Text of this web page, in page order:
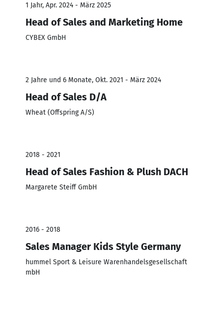
1 Jahr, Apr. 2024 - März 2025
Head of Sales and Marketing Home
CYBEX GmbH
2 Jahre und 6 Monate, Okt. 2021 - März 2024
Head of Sales D/A
Wheat (Offspring A/S)
2018 - 2021
Head of Sales Fashion & Plush DACH
Margarete Steiff GmbH
2016 - 2018
Sales Manager Kids Style Germany
hummel Sport & Leisure Warenhandelsgesellschaft
mbH